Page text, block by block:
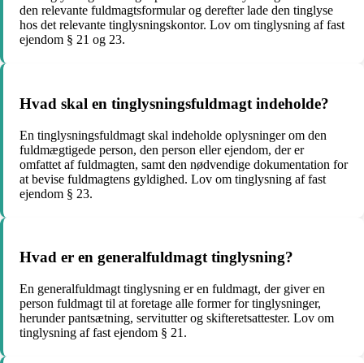
den relevante fuldmagtsformular og derefter lade den tinglyse
hos det relevante tinglysningskontor. Lov om tinglysning af fast
ejendom § 21 og 23.
Hvad skal en tinglysningsfuldmagt indeholde?
En tinglysningsfuldmagt skal indeholde oplysninger om den
fuldmægtigede person, den person eller ejendom, der er
omfattet af fuldmagten, samt den nødvendige dokumentation for
at bevise fuldmagtens gyldighed. Lov om tinglysning af fast
ejendom § 23.
Hvad er en generalfuldmagt tinglysning?
En generalfuldmagt tinglysning er en fuldmagt, der giver en
person fuldmagt til at foretage alle former for tinglysninger,
herunder pantsætning, servitutter og skifteretsattester. Lov om
tinglysning af fast ejendom § 21.